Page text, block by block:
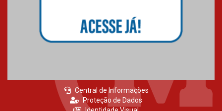
Central de Informações
Proteção de Dados